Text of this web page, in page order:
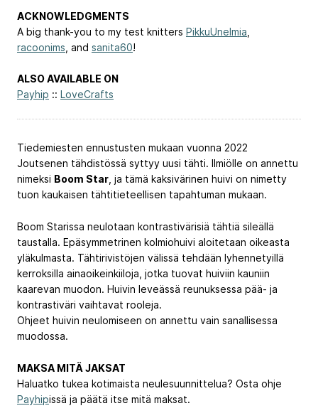
ACKNOWLEDGMENTS
A big thank-you to my test knitters PikkuUnelmia
racoonims , and sanita60!
ALSO AVAILABLE ON
Payhip :: LoveCrafts
Tiedemiesten ennustusten mukaan vuonna 2022
Joutsenen tähdistössä syttyy uusi tähti. Ilmiölle on annettu
nimeksi Boom Star , ja tämä kaksivärinen huivi on nimetty
tuon kaukaisen tähtitieteellisen tapahtuman mukaan.
Boom Starissa neulotaan kontrastivärisiä tähtiä sileällä
taustalla. Epäsymmetrinen kolmiohuivi aloitetaan oikeasta
yläkulmasta. Tähtirivistöjen välissä tehdään lyhennetyillä
kerroksilla ainaoikeinkiiloja, jotka tuovat huiviin kauniin
kaarevan muodon. Huivin leveässä reunuksessa pää- ja
kontrastiväri vaihtavat rooleja.
Ohjeet huivin neulomiseen on annettu vain sanallisessa
muodossa.
MAKSA MITÄ JAKSAT
Haluatko tukea kotimaista neulesuunnittelua? Osta ohje
Payhipissä ja päätä itse mitä maksat.